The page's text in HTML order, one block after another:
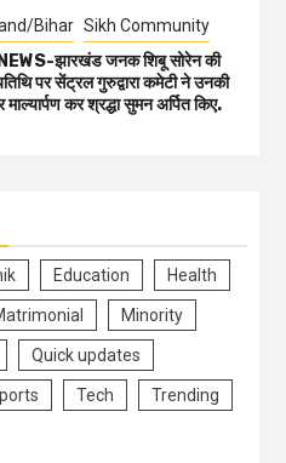
Bihar Sikh Community
झारखंड जनक शिबू सोरेन की
पर सेंट्रल गुरुद्वारा कमेटी ने उनकी
माल्यार्पण कर श्रद्धा सुमन अर्पित किए.
Education Health
Minority
Quick updates
Tech Trending